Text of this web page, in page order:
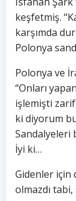
keşfetmiş.
karşımda
Polonya
Polonya ve
“Onları
işlemişti zarif
ki diyorum
Sandalyeleri
İyi ki…
Gidenler için
olmazdı